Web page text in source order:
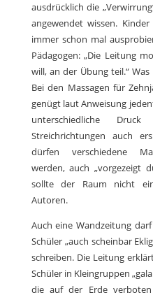
ausdrücklich die
angewendet wissen.
immer schon mal
Pädagogen: „Die Leitung
will, an der Übung teil.“
Bei den Massagen für
genügt laut Anweisung
unterschiedliche
Streichrichtungen auch
dürfen verschiedene
werden, auch „vorgezeigt
sollte der Raum nicht
Autoren.
Auch eine Wandzeitung
Schüler „auch scheinbar
schreiben. Die Leitung
Schüler in Kleingruppen
die auf der Erde